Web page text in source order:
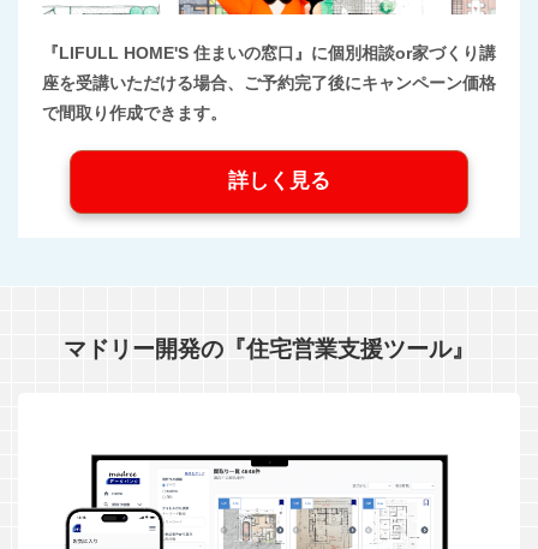
『LIFULL HOME'S 住まいの窓口』に個別相談or家づくり講
座を受講いただける場合、ご予約完了後にキャンペーン価格
で間取り作成できます。
詳しく見る
マドリー開発の『住宅営業支援ツール』